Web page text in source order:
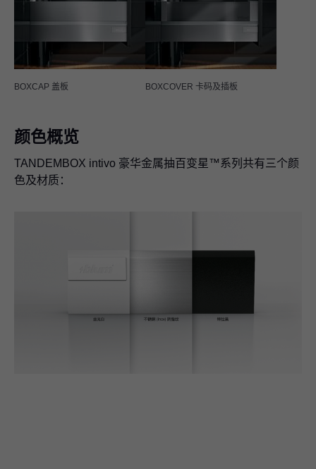
BOXCAP 盖板 BOXCOVER 卡码及插板
颜色概览
TANDEMBOX intivo 豪华金属抽百变星™系列共有三个颜
色及材质：